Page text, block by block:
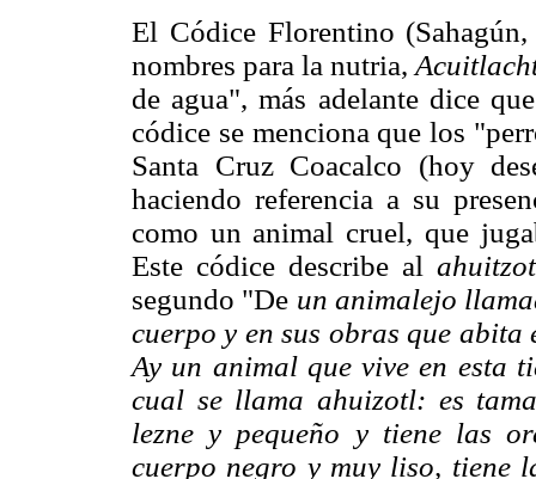
El Códice Florentino
nombres para la nutria,
de agua", más adelante dice
códice se menciona que los
Santa Cruz Coacalco (hoy
haciendo referencia a su
como un animal cruel, que
Este códice describe al
segundo "De un animalejo
cuerpo y en sus obras que abita
Ay un animal que vive en esta
cual se llama ahuizotl: es
lezne y pequeño y tiene las
cuerpo negro y muy liso, tiene